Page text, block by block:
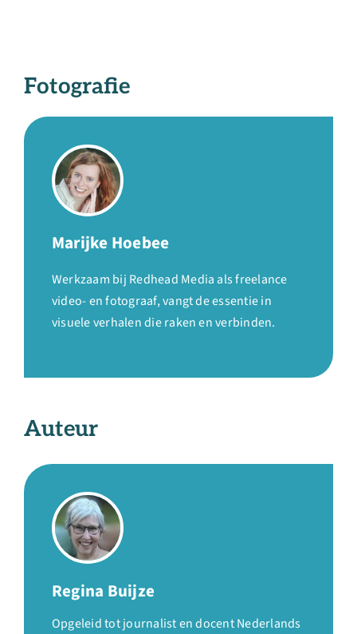
Fotografie
Marijke Hoebee
Werkzaam bij Redhead Media als freelance
video- en fotograaf, vangt de essentie in
visuele verhalen die raken en verbinden.
Auteur
Regina Buijze
Opgeleid tot journalist en docent Nederlands